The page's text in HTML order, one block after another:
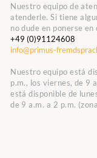
Nuestro equipo de
atenderle. Si tiene
no dude en ponerse
+49 (0)91124608
info@primus-
Nuestro equipo está
p.m., los viernes, de 9
está disponible de
de 9 a.m. a 2 p.m.